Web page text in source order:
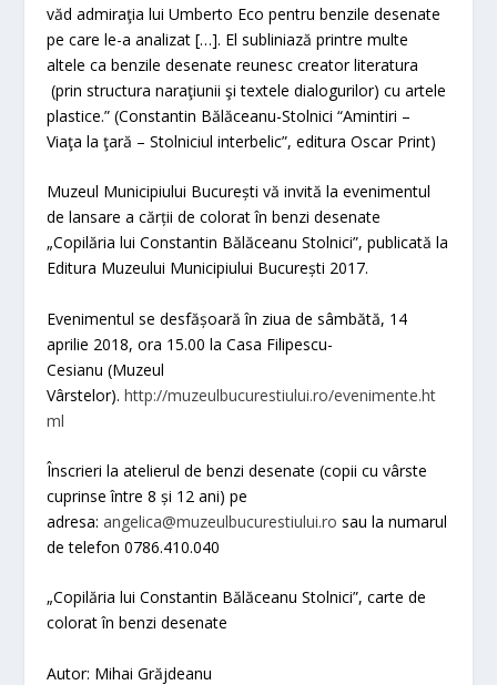
văd admiraţia lui Umberto Eco pentru benzile desenate
pe care le-a analizat […]. El subliniază printre multe
altele ca benzile desenate reunesc creator literatura
(prin structura naraţiunii şi textele dialogurilor) cu artele
plastice.”(Constantin Bălăceanu-Stolnici “Amintiri –
Viaţa la ţară – Stolniciul interbelic”, editura Oscar Print)
Muzeul Municipiului București vă invită la evenimentul
delansare a cărții de colorat în benzi desenate
„Copilăria lui Constantin Bălăceanu Stolnici”, publicată la
Editura Muzeului Municipiului București 2017.
Evenimentul se desfășoară în ziua desâmbătă, 14
aprilie 2018, ora 15.00 la Casa Filipescu-
Cesianu(Muzeul
Vârstelor).http://muzeulbucurestiului.ro/evenimente.ht
ml
Înscrieri la atelierul de benzi desenate (copii cu vârste
cuprinse între 8 și 12 ani) pe
adresa:angelica@muzeulbucurestiului.ro sau la numarul
de telefon 0786.410.040
„Copilăria lui Constantin Bălăceanu Stolnici”, carte de
colorat în benzi desenate
Autor: Mihai Grăjdeanu